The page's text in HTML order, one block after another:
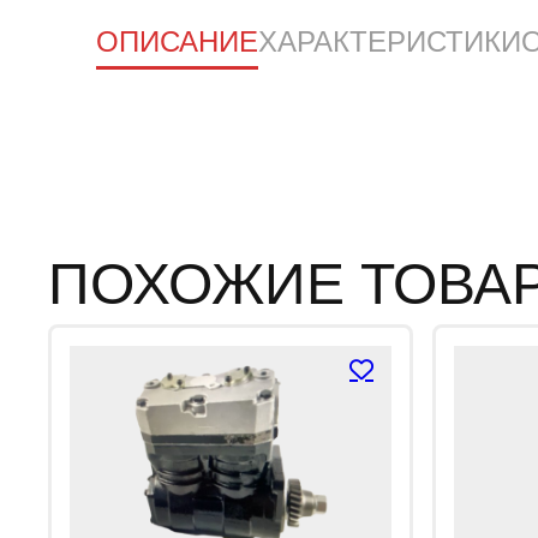
ОПИСАНИЕХАРАКТЕРИСТИКИ
ПОХОЖИЕ